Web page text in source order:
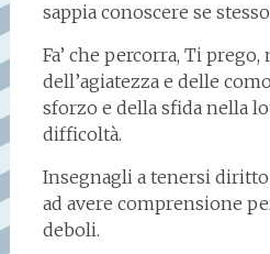
sappia conoscere se
Fa’ che percorra, Ti
dell’agiatezza e delle
sforzo e della sfida nella
difficoltà.
Insegnagli a tenersi
ad avere comprensione
deboli.